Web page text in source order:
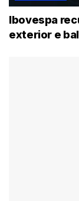
Ibovespa
exterior e